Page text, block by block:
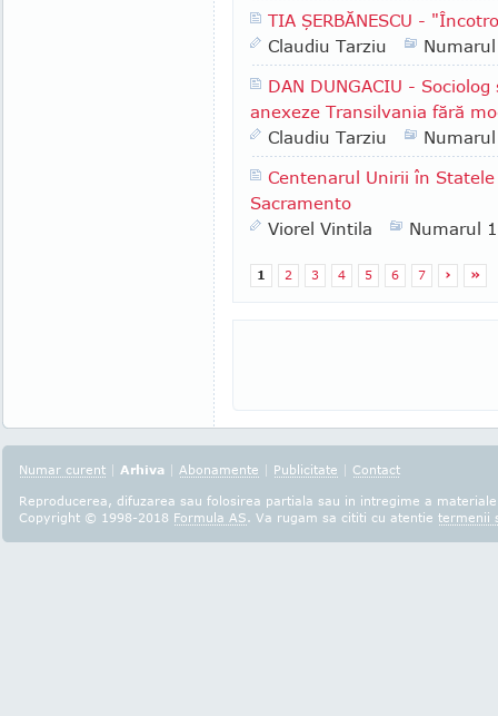
TIA ŞERBĂNESCU -
Claudiu Tarziu
DAN DUNGACIU -
anexeze Transilvania fără
Claudiu Tarziu
Centenarul Unirii în
Sacramento
Viorel Vintila
Numarul
1 2 3 4 5 6 7 › »
Numar curent | Arhiva | Abonamente | Publicitate | Contact
Reproducerea, difuzarea sau folosirea partiala sau in intregime a
Copyright © 1998-2018 Formula AS. Va rugam sa cititi cu atentie termenii